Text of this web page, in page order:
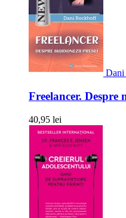
Freelancer. Despre
40,95 lei